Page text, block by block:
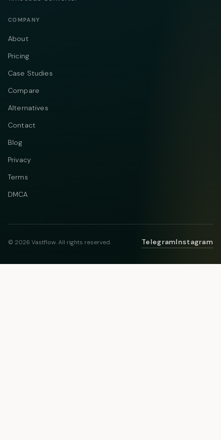
COMPANY
About
Pricing
Case Studies
Compare
Alternatives
Contact
Blog
Privacy
Terms
DMCA
© 2026 Vastflow. All rights reserved. TelegramInstagram